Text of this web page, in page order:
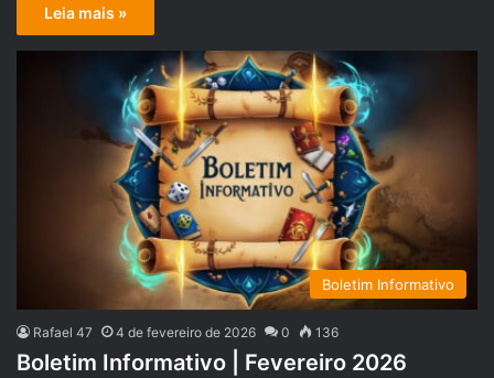
Leia mais »
Boletim Informativo
Rafael 47 4 de fevereiro de 2026 0 136
Boletim Informativo | Fevereiro 2026